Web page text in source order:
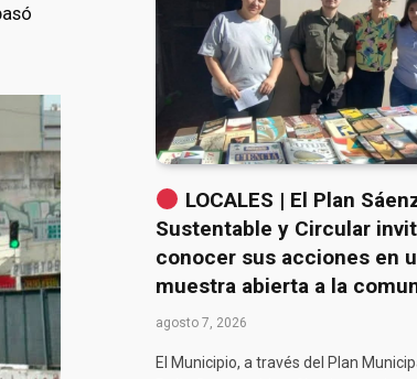
LOCALES | El Plan
Sustentable y Circular
conocer sus acciones en
muestra abierta a la
agosto 7, 2026
El Municipio, a través del Plan